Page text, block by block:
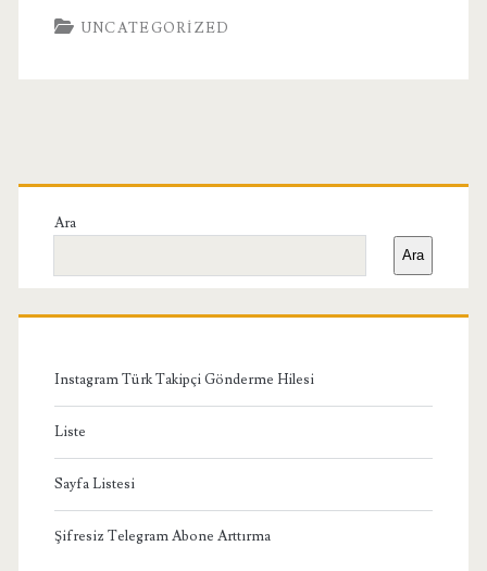
UNCATEGORIZED
Birincil
Yan
Menü
Ara
Ara
Instagram Türk Takipçi Gönderme Hilesi
Liste
Sayfa Listesi
Şifresiz Telegram Abone Arttırma